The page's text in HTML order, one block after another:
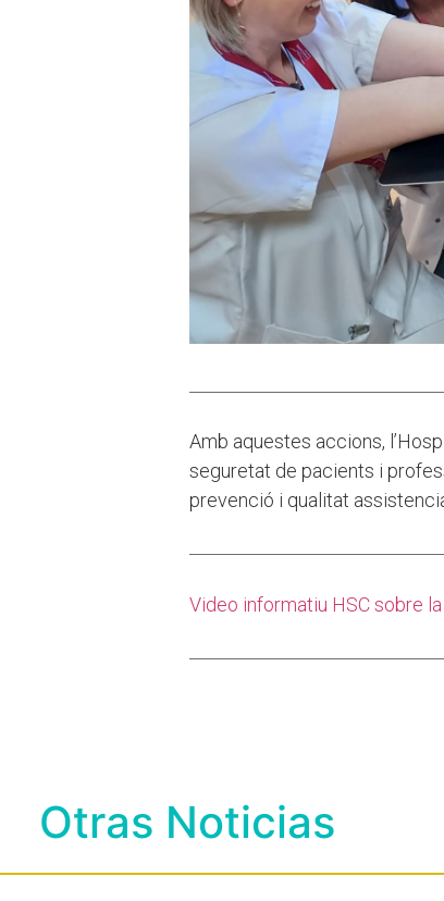
Amb aquestes accions,
seguretat de pacients i
prevenció i qualitat
Video informatiu HSC sobre
Otras Noticias